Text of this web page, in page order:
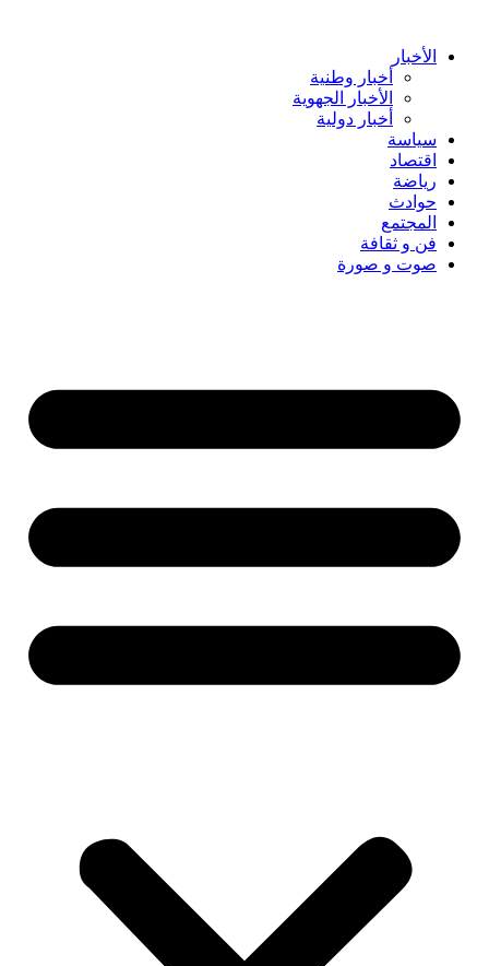
content الأخبار
أخبار وطنية
الأخبار الجهوية
أخبار دولية
سياسة
اقتصاد
رياضة
حوادث
المجتمع
فن و ثقافة
صوت و صورة